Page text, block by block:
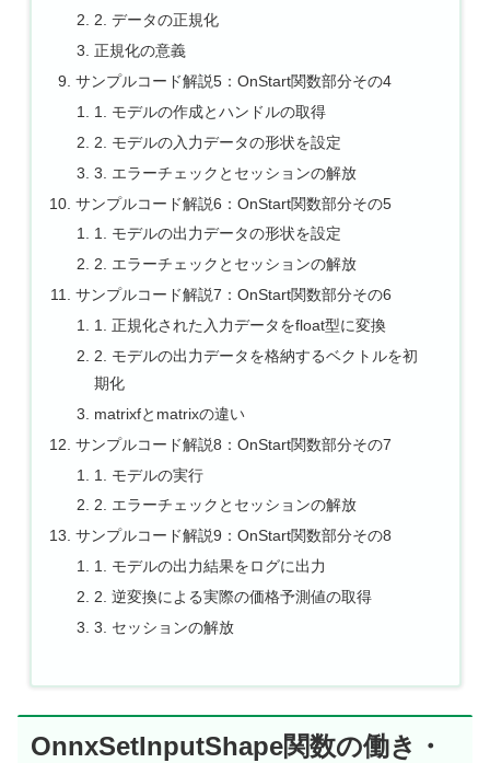
2. データの正規化
正規化の意義
サンプルコード解説5：OnStart関数部分その4
1. モデルの作成とハンドルの取得
2. モデルの入力データの形状を設定
3. エラーチェックとセッションの解放
サンプルコード解説6：OnStart関数部分その5
1. モデルの出力データの形状を設定
2. エラーチェックとセッションの解放
サンプルコード解説7：OnStart関数部分その6
1. 正規化された入力データをfloat型に変換
2. モデルの出力データを格納するベクトルを初
期化
matrixfとmatrixの違い
サンプルコード解説8：OnStart関数部分その7
1. モデルの実行
2. エラーチェックとセッションの解放
サンプルコード解説9：OnStart関数部分その8
1. モデルの出力結果をログに出力
2. 逆変換による実際の価格予測値の取得
3. セッションの解放
OnnxSetInputShape関数の働き・